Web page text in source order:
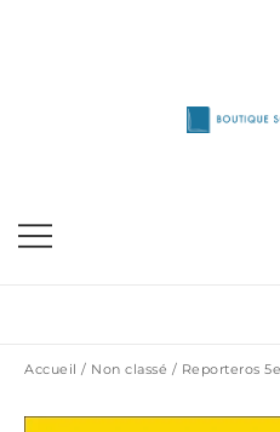
Accueil / Non classé / Reporteros